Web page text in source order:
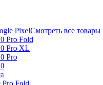
PixelСмотреть все товары
Pro Fold
Pro XL
Pro
Pro Fold